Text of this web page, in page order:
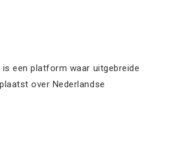
is een platform waar uitgebreide
over Nederlandse